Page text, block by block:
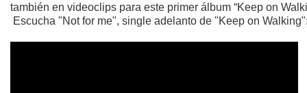
también en videoclips para este primer álbum “Keep on
Escucha "Not for me", single adelanto de "Keep on